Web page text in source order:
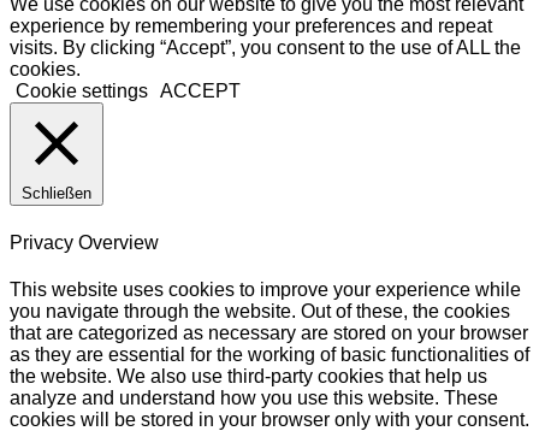
We use cookies on our website to give you the most relevant
experience by remembering your preferences and repeat
visits. By clicking “Accept”, you consent to the use of ALL the
cookies.
Cookie settings ACCEPT
Schließen
Privacy Overview
This website uses cookies to improve your experience while
you navigate through the website. Out of these, the cookies
that are categorized as necessary are stored on your browser
as they are essential for the working of basic functionalities of
the website. We also use third-party cookies that help us
analyze and understand how you use this website. These
cookies will be stored in your browser only with your consent.